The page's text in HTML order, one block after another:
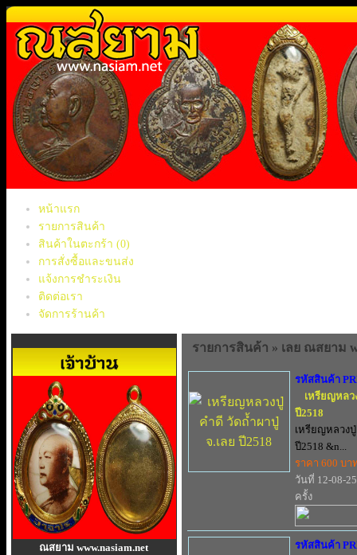
หน้าแรก
รายการสินค้า
สินค้าในตะกร้า (0)
การสั่งซื้อและขนส่ง
แจ้งการชำระเงิน
ติดต่อเรา
จัดการร้านค้า
ณสยาม www.nasiam.net
รายการสินค้า » เลย ณสยาม
รหัสสินค้า
เหรียญหลว
ปี2518
เหรียญหลวง
ปี2518 &n...
ราคา 600 บา
วันที่ 12-08-
ครั้ง
รหัสสินค้า